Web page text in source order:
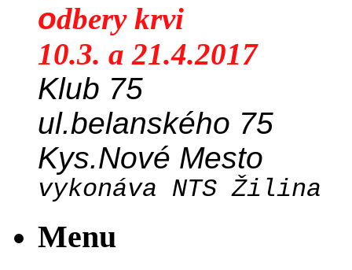
odbery krvi
10.3. a 21.4.2017
Klub 75
ul.belanského 75
Kys.Nové Mesto
vykonáva NTS Žilina
Menu